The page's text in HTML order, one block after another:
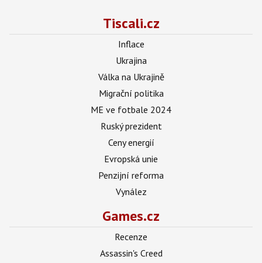
Tiscali.cz
Inflace
Ukrajina
Válka na Ukrajině
Migrační politika
ME ve fotbale 2024
Ruský prezident
Ceny energií
Evropská unie
Penzijní reforma
Vynález
Games.cz
Recenze
Assassin's Creed